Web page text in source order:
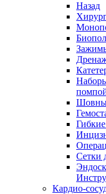
Назад
Сетки
Кардио-